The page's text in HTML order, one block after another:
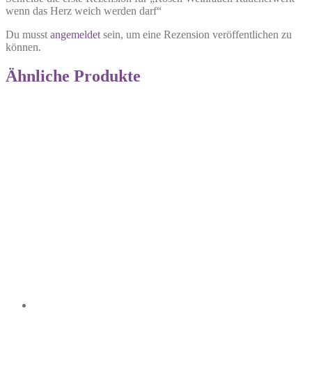
wenn das Herz weich werden darf“
Du musst angemeldet sein, um eine Rezension veröffentlichen zu
können.
Ähnliche Produkte